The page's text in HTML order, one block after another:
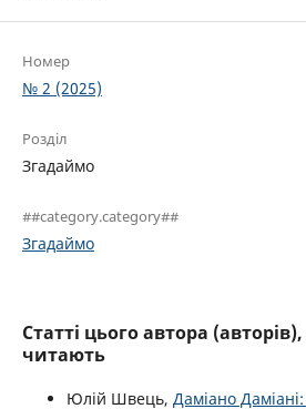
Номер
№ 2 (2025)
Розділ
Згадаймо
##category.category##
Згадаймо
Статті цього автора
читають
Юлій Швець, Даміано